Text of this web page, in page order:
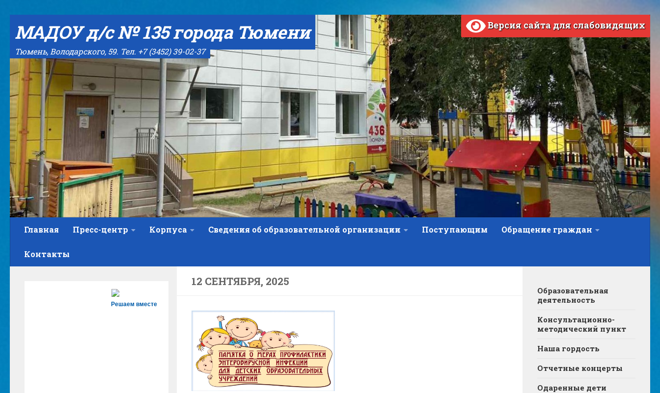
Skip to content
МАДОУ д/с № 135 города Тюмени
Тюмень, Володарского, 59. Тел. +7 (3452) 39-02-37
Версия сайта для слабовидящих
Главная Пресс-центр Корпуса Сведения об образовательной организации Поступающим Обращение граждан
Контакты
12 СЕНТЯБРЯ, 2025
Решаем вместе
Образовательная
деятельность
Консультационно-
методический пункт
Наша гордость
Отчетные концерты
Одаренные дети